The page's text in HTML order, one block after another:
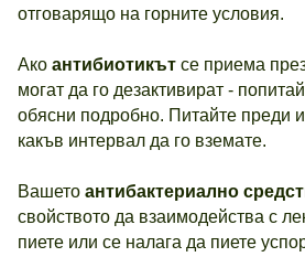
отговарящо на горните условия.
Ако антибиотикът се приема
могат да го дезактивират -
обясни подробно. Питайте преди
какъв интервал да го вземате.
Вашето антибактериално
свойството да взаимодейства с
пиете или се налага да пиете